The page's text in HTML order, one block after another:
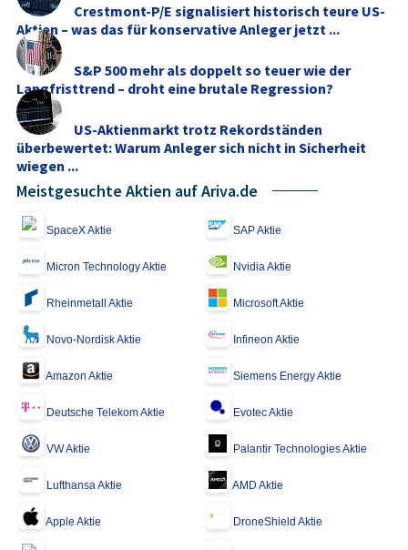
Crestmont-P/E signalisiert historisch teure US-
Aktien – was das für konservative Anleger jetzt ...
S&P 500 mehr als doppelt so teuer wie der
Langfristtrend – droht eine brutale Regression?
US-Aktienmarkt trotz Rekordständen
überbewertet: Warum Anleger sich nicht in Sicherheit
wiegen ...
Meistgesuchte Aktien auf Ariva.de
SpaceX Aktie SAP Aktie
Micron Technology Aktie Nvidia Aktie
Rheinmetall Aktie Microsoft Aktie
Novo-Nordisk Aktie Infineon Aktie
Amazon Aktie Siemens Energy Aktie
Deutsche Telekom Aktie Evotec Aktie
VW Aktie Palantir Technologies Aktie
Lufthansa Aktie AMD Aktie
Apple Aktie DroneShield Aktie